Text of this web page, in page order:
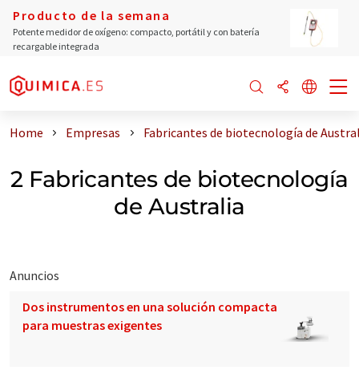
Producto de la semana
Potente medidor de oxígeno: compacto, portátil y con batería
recargable integrada
Home Empresas Fabricantes de biotecnología de
2 Fabricantes de biotecnología
de Australia
Anuncios
Dos instrumentos en una solución compacta
para muestras exigentes